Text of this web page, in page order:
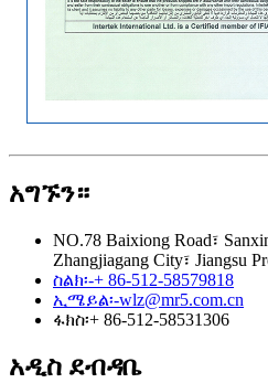
አግኙን።
NO.78 Baixiong Road፣
Zhangjiagang City፣ Jiangsu
ስልክ፡-+ 86-512-58579818
ኢሜይል፡-wlz@mr5.com.cn
ፋክስ፡+ 86-512-58531306
አዲስ ደብዳቤ